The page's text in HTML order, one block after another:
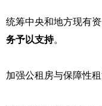
统筹中央和地方现有资
务予以支持。
加强公租房与保障性